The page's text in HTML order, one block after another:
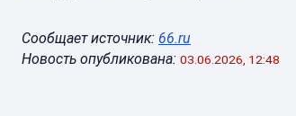
Сообщает источник: 66.ru
Новость опубликована: 03.06.2026, 12:48